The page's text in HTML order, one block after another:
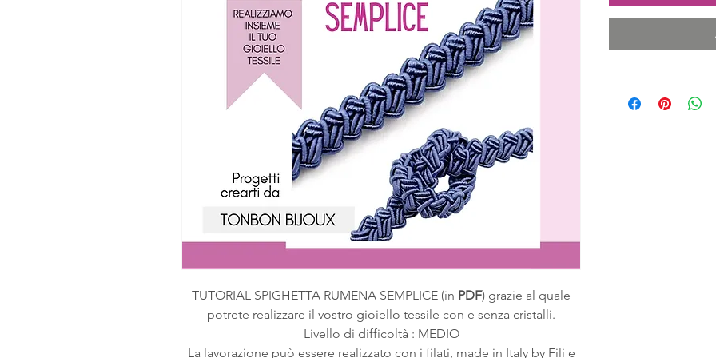
TUTORIAL SPIGHETTA RUMENA SEMPLICE (in PDF) grazie al quale
potrete realizzare il vostro gioiello tessile con e senza cristalli.
Livello di difficoltà : MEDIO
La lavorazione può essere realizzato con i filati, made in Italy by Fili e